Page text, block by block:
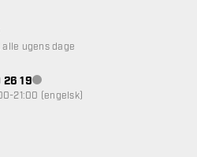
ikke tilgængelig
ugens dage
19Kundeservice ikke tilgængelig
21:00 (engelsk)